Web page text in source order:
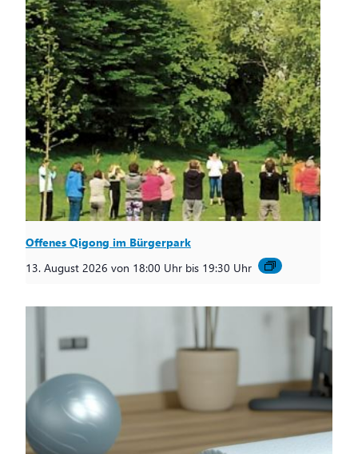
Offenes Qigong im Bürgerpark
13. August 2026 von 18:00 Uhr bis 19:30 Uhr